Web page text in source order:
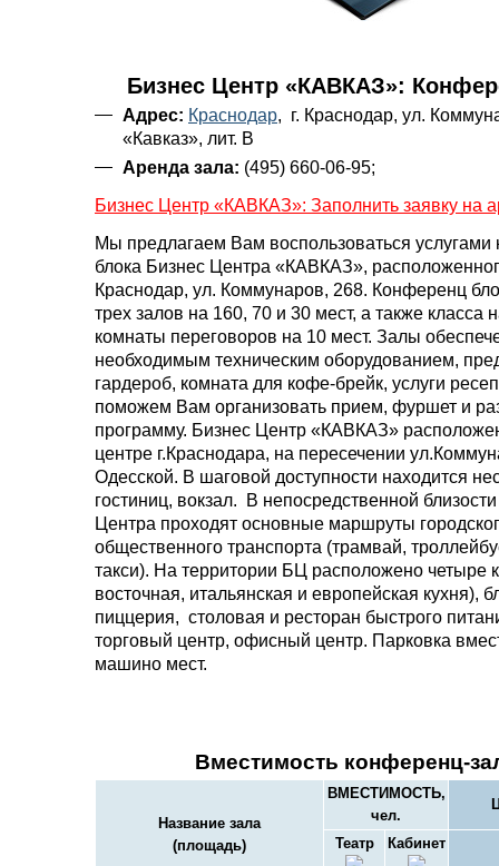
Бизнес Центр «КАВКАЗ»:
Адрес: Краснодар, г. Краснодар, ул.
«Кавказ», лит. В
Аренда зала: (495) 660-06-95;
Бизнес Центр «КАВКАЗ»: Заполнить заявку на
Мы предлагаем Вам воспользоваться услугами
блока Бизнес Центра «КАВКАЗ»,
Краснодар, ул. Коммунаров, 268. Конференц
трех залов на 160, 70 и 30 мест, а также класса
комнаты переговоров на 10 мест. Залы
необходимым техническим оборудованием,
гардероб, комната для кофе-брейк, услуги
поможем Вам организовать прием, фуршет и
программу. Бизнес Центр «КАВКАЗ»
центре г.Краснодара, на пересечении
Одесской. В шаговой доступности находится
гостиниц, вокзал. В непосредственной
Центра проходят основные маршруты
общественного транспорта (трамвай,
такси). На территории БЦ расположено четыре
восточная, итальянская и европейская кухня),
пиццерия, столовая и ресторан быстрого
торговый центр, офисный центр. Парковка
машино мест.
Вместимость конференц-
Название зала
(площадь)
ВМЕСТИМОСТЬ,
чел.
Театр Кабинет